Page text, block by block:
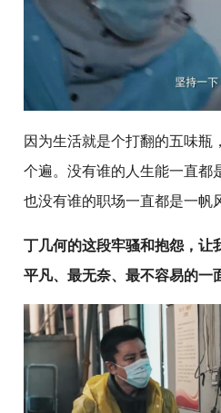
因为生活就是个打翻的五味瓶
个遍。没有谁的人生能一直都
也没有谁的职场一直都是一帆
丁几何的这段牢骚和抱怨，让
平凡、最无奈、最不容易的一